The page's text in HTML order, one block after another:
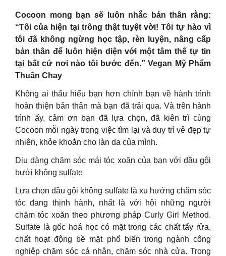
Cocoon mong bạn sẽ luôn nhắc bản thân rằng:
“Tôi của hiện tại trông thật tuyệt vời! Tôi tự hào vì
tôi đã không ngừng học tập, rèn luyện, nâng cấp
bản thân để luôn hiện diện với một tâm thế tự tin
tại bất cứ nơi nào tôi bước đến.” Vegan Mỹ Phẩm
Thuần Chay
Không ai thấu hiểu bạn hơn chính bạn về hành trình
hoàn thiện bản thân mà bạn đã trải qua. Và trên hành
trình ấy, cảm ơn bạn đã lựa chọn, đã kiên trì cùng
Cocoon mỗi ngày trong việc tìm lại và duy trì vẻ đẹp tự
nhiên, khỏe khoắn cho làn da của mình.
Dịu dàng chăm sóc mái tóc xoăn của bạn với dầu gội
bưởi không sulfate
Lựa chọn dầu gội không sulfate là xu hướng chăm sóc
tóc đang thịnh hành, nhất là với hội những người
chăm tóc xoăn theo phương pháp Curly Girl Method.
Sulfate là gốc hoá học có mặt trong các chất tẩy rửa,
chất hoạt động bề mặt phổ biến trong ngành công
nghiệp chăm sóc cá nhân, chăm sóc nhà cửa. Trong